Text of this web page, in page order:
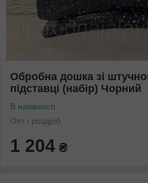
Обробна дошка зі
підставці (набір) Чорний
В наявності
Опт і роздріб
1 204 ₴